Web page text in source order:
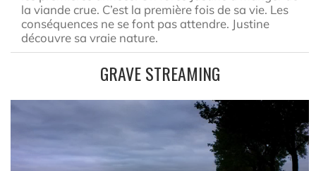
la viande crue. C’est la première fois de sa vie. Les
conséquences ne se font pas attendre. Justine
découvre sa vraie nature.
GRAVE STREAMING